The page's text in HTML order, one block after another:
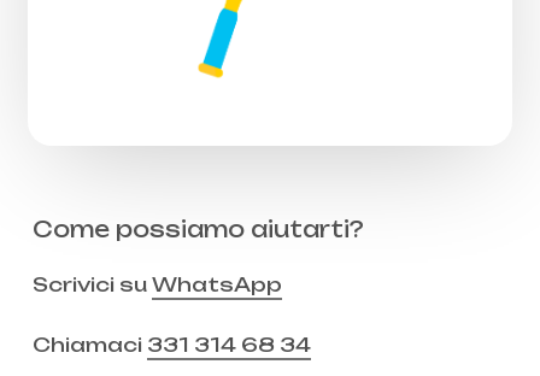
Come possiamo aiutarti?
Scrivici suWhatsApp
Chiamaci 331 314 68 34